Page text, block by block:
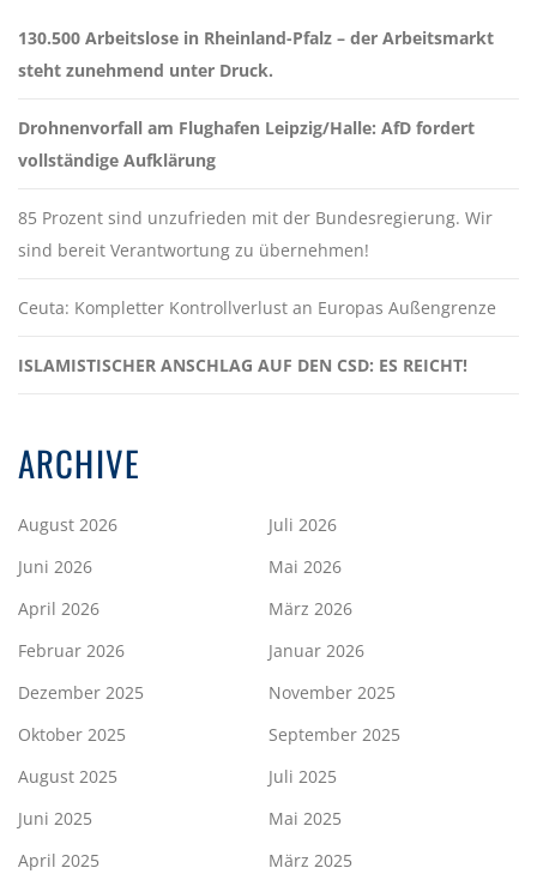
130.500 Arbeitslose in Rheinland-Pfalz – der Arbeitsmarkt
steht zunehmend unter Druck.
Drohnenvorfall am Flughafen Leipzig/Halle: AfD fordert
vollständige Aufklärung
85 Prozent sind unzufrieden mit der Bundesregierung. Wir
sind bereit Verantwortung zu übernehmen!
Ceuta: Kompletter Kontrollverlust an Europas Außengrenze
ISLAMISTISCHER ANSCHLAG AUF DEN CSD: ES REICHT!
ARCHIVE
August 2026
Juli 2026
Juni 2026
Mai 2026
April 2026
März 2026
Februar 2026
Januar 2026
Dezember 2025
November 2025
Oktober 2025
September 2025
August 2025
Juli 2025
Juni 2025
Mai 2025
April 2025
März 2025